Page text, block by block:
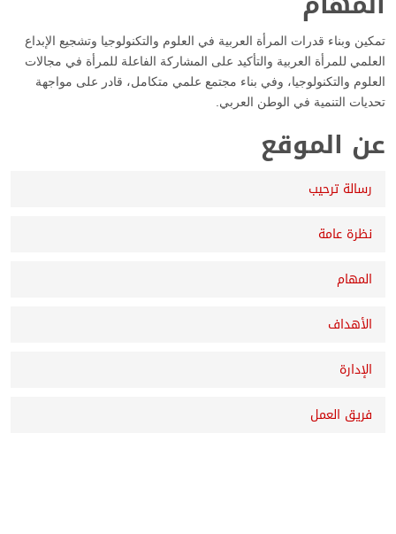
تمكين وبناء قدرات المرأة العربية في العلوم والتكنولوجيا وتشجيع الإبداع
العلمي للمرأة العربية والتأكيد على المشاركة الفاعلة للمرأة في مجالات
العلوم والتكنولوجيا، وفي بناء مجتمع علمي متكامل، قادر على مواجهة
تحديات التنمية في الوطن العربي.
عن الموقع
رسالة ترحيب
نظرة عامة
المهام
الأهداف
الإدارة
فريق العمل